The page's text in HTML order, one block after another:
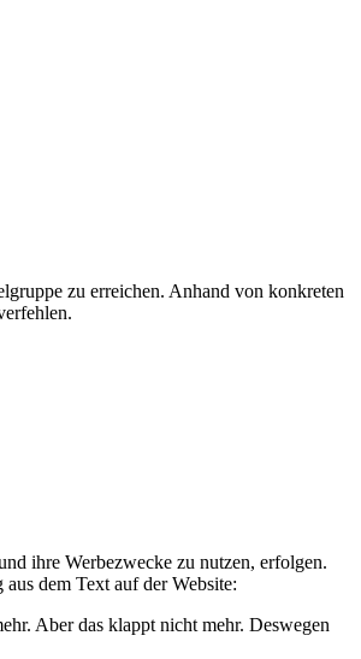
zu erreichen. Anhand von konkreten
ihre Werbezwecke zu nutzen, erfolgen.
dem Text auf der Website:
Aber das klappt nicht mehr. Deswegen